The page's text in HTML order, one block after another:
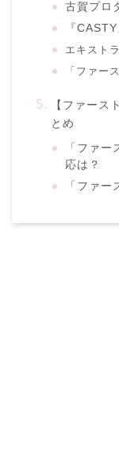
古賀プロ
『
エキスト
「ファー
【ファース
とめ
「ファ
応は？
「ファ